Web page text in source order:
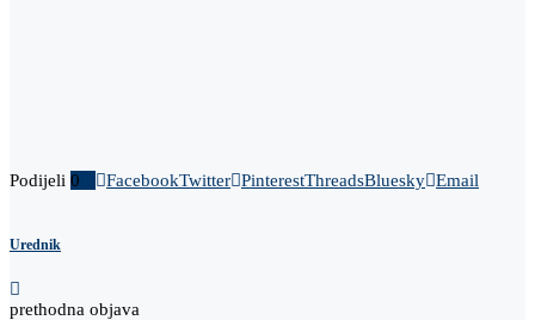
Podijeli 0 FacebookTwitter PinterestThreadsBluesky Email
Urednik
prethodna objava